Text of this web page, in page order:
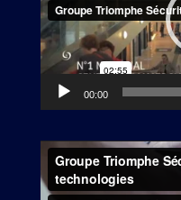
00:00
Lecteur
vidéo